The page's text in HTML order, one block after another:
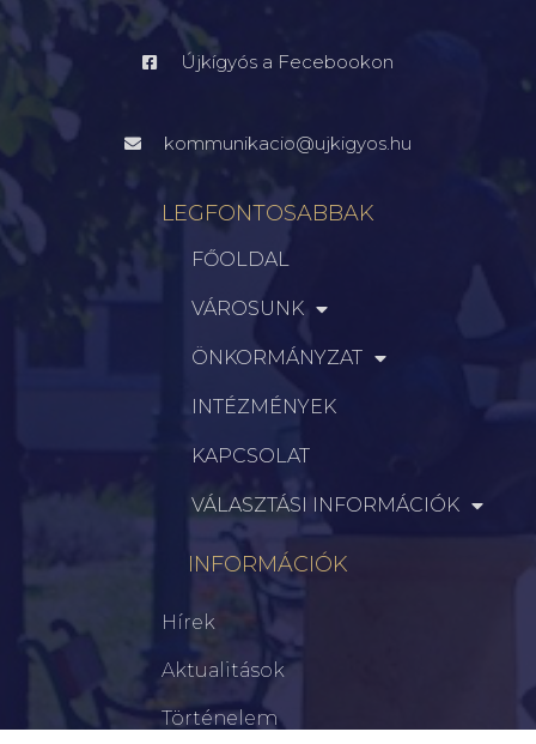
Újkígyós a Fecebookon
kommunikacio@ujkigyos.hu
LEGFONTOSABBAK
FŐOLDAL
VÁROSUNK
ÖNKORMÁNYZAT
INTÉZMÉNYEK
KAPCSOLAT
VÁLASZTÁSI INFORMÁCIÓK
INFORMÁCIÓK
Hírek
Aktualitások
Történelem